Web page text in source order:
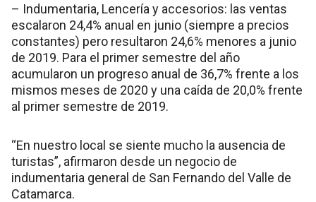
– Indumentaria, Lencería y accesorios: las ventas
escalaron 24,4% anual en junio (siempre a precios
constantes) pero resultaron 24,6% menores a junio
de 2019. Para el primer semestre del año
acumularon un progreso anual de 36,7% frente a los
mismos meses de 2020 y una caída de 20,0% frente
al primer semestre de 2019.
“En nuestro local se siente mucho la ausencia de
turistas”, afirmaron desde un negocio de
indumentaria general de San Fernando del Valle de
Catamarca.